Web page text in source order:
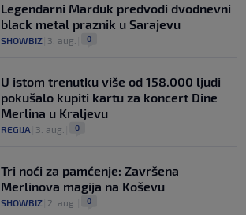
Legendarni Marduk predvodi dvodnevni
black metal praznik u Sarajevu
SHOWBIZ 3. aug. 0
U istom trenutku više od 158.000 ljudi
pokušalo kupiti kartu za koncert Dine
Merlina u Kraljevu
REGIJA 3. aug. 0
Tri noći za pamćenje: Završena
Merlinova magija na Koševu
SHOWBIZ 2. aug. 0